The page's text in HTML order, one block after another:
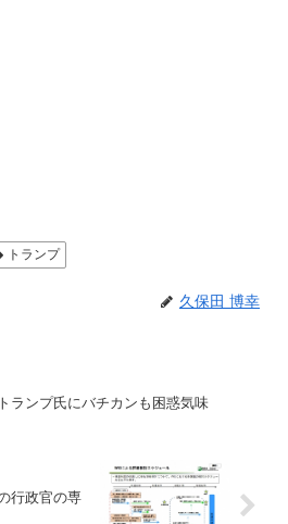
トランプ
久保田 博幸
トランプ氏にバチカンも困惑気味
行政官の専